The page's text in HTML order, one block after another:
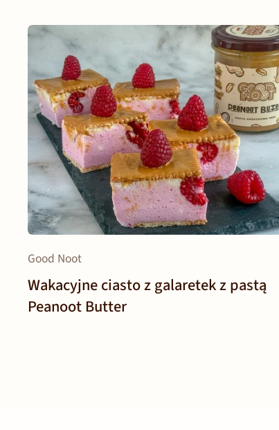
Good Noot
Wakacyjne ciasto z galaretek z pastą
Peanoot Butter